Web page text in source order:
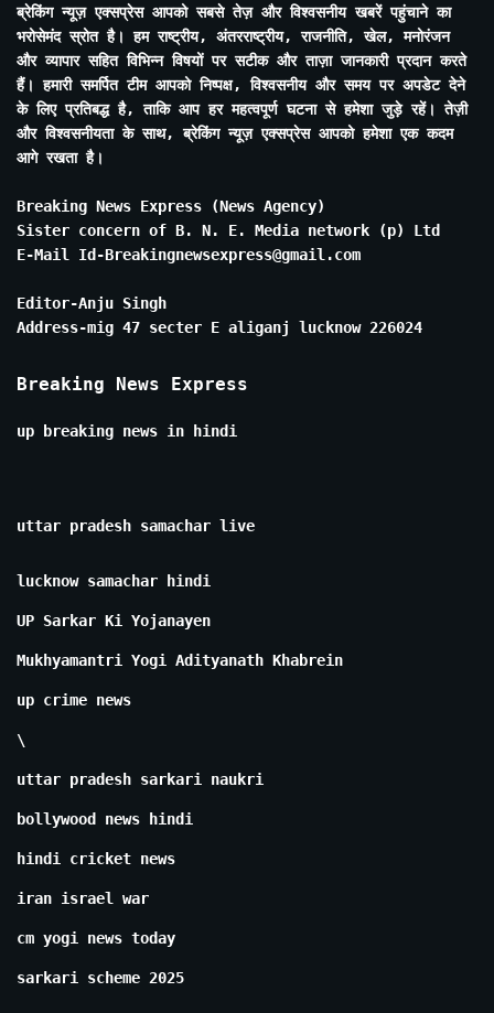
ब्रेकिंग न्यूज़ एक्सप्रेस आपको सबसे तेज़ और विश्वसनीय खबरें पहुंचाने का
भरोसेमंद स्रोत है। हम राष्ट्रीय, अंतरराष्ट्रीय, राजनीति, खेल, मनोरंजन
और व्यापार सहित विभिन्न विषयों पर सटीक और ताज़ा जानकारी प्रदान करते
हैं। हमारी समर्पित टीम आपको निष्पक्ष, विश्वसनीय और समय पर अपडेट देने
के लिए प्रतिबद्ध है, ताकि आप हर महत्वपूर्ण घटना से हमेशा जुड़े रहें। तेज़ी
और विश्वसनीयता के साथ, ब्रेकिंग न्यूज़ एक्सप्रेस आपको हमेशा एक कदम
आगे रखता है।
Breaking News Express (News Agency)
Sister concern of B. N. E. Media network (p) Ltd
E-Mail Id-Breakingnewsexpress@gmail.com
Editor-Anju Singh
Address-mig 47 secter E aliganj lucknow 226024
Breaking News Express
up breaking news in hindi
uttar pradesh samachar live
lucknow samachar hindi
UP Sarkar Ki Yojanayen
Mukhyamantri Yogi Adityanath Khabrein
up crime news
\
uttar pradesh sarkari naukri
bollywood news hindi
hindi cricket news
iran israel war
cm yogi news today
sarkari scheme 2025